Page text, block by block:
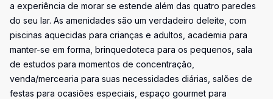
a experiência de morar se estende além das quatro paredes
do seu lar. As amenidades são um verdadeiro deleite, com
piscinas aquecidas para crianças e adultos, academia para
manter-se em forma, brinquedoteca para os pequenos, sala
de estudos para momentos de concentração,
venda/mercearia para suas necessidades diárias, salões de
festas para ocasiões especiais, espaço gourmet para